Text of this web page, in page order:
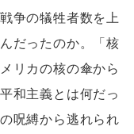
争の犠牲者数を上
だったのか。「核
リカの核の傘から
和主義とは何だっ
呪縛から逃れられ